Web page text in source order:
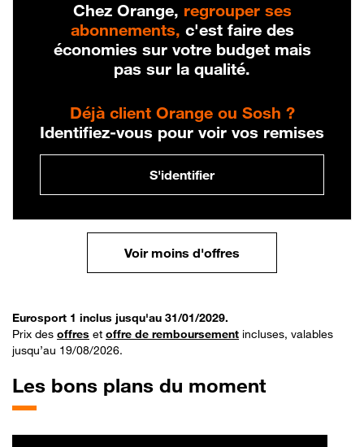
Chez Orange, regrouper ses
abonnements, c'est faire des
économies sur votre budget mais
pas sur la qualité.
Déjà client Orange ou Sosh ?
Identifiez-vous pour voir vos remises
S'identifier
Voir moins d'offres
Eurosport 1 inclus jusqu'au 31/01/2029.
Prix des offres et offre de remboursement incluses, valables
jusqu’au 19/08/2026.
Les bons plans du moment